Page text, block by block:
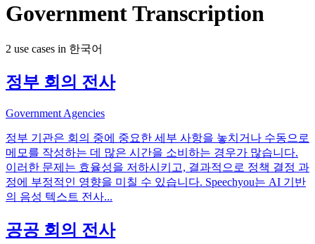
GovernmentTranscription
2 use cases in 한국어
정부 회의 전사
Government Agencies
정부 기관은 회의 중에 중요한 세부 사항을 놓치거나 수동으로
메모를 작성하는 데 많은 시간을 소비하는 경우가 많습니다.
이러한 문제는 효율성을 저하시키고, 결과적으로 정책 결정 과
정에 부정적인 영향을 미칠 수 있습니다. Speechyou는 AI 기반
의 음성 텍스트 전사...
공공 회의 전사